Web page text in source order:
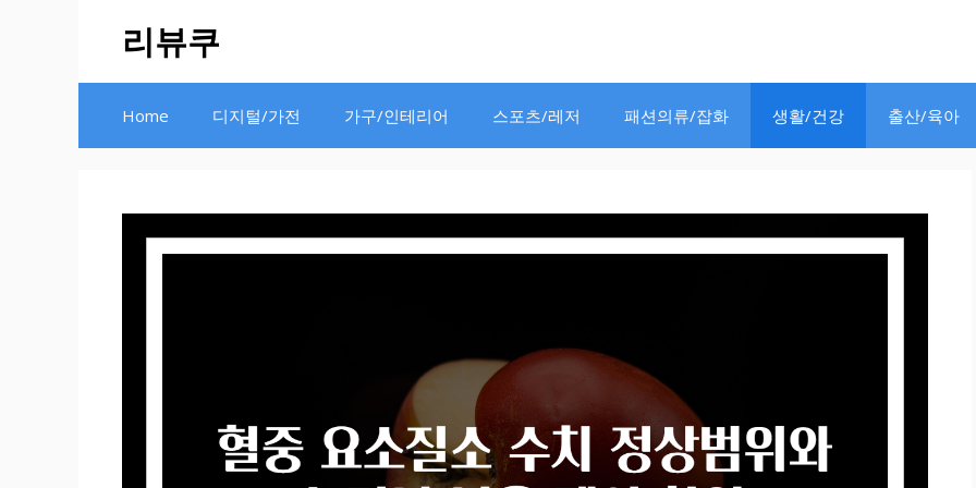
리뷰쿠
Home 디지털/가전 가구/인테리어 스포츠/레저 패션의류/잡화 생활/건강 출산/육아